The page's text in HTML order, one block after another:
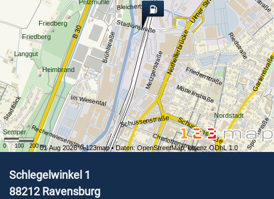
Semper
Friedberg
Pelzmühle
Friedberg
Heimbrand
Langgut
Nordstadt
B 30
Schussenstraße
Nothelferbrücke
Schussenstraße
Stadionstraße
Brühlstraße Riedstraße
Spohnstraße
Möttelinstraße
Metzgerstraße
Bleicherbachweg
Im Wiesental
Rechenwiesenstraße
Stadtblick
Friedenstraße
Charlottenstraße
0 100 200 m
01 Aug 2026 ©123map• Daten:OpenStreetMap,Lizenz ODbL 1.0
Schlegelwinkel 1
88212 Ravensburg